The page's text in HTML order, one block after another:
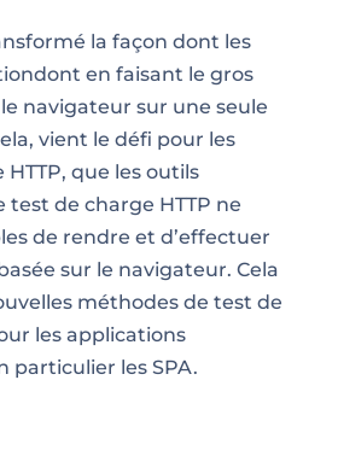
la façon dont les
en faisant le gros
navigateur sur une seule
vient le défi pour les
que les outils
de charge HTTP ne
de rendre et d’effectuer
sur le navigateur. Cela
méthodes de test de
les applications
particulier les SPA.